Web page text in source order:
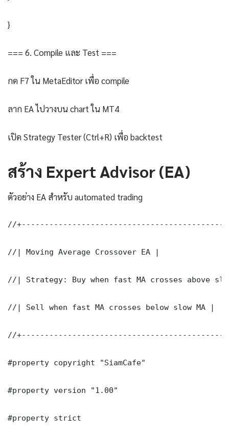
}
=== 6. Compile และ Test ===
กด F7 ใน MetaEditor เพื่อ compile
ลาก EA ไปวางบน chart ใน MT4
เปิด Strategy Tester (Ctrl+R) เพื่อ backtest
สร้าง Expert Advisor (EA)
ตัวอย่าง EA สำหรับ automated trading
//
//| Moving Average Crossover EA |
//| Strategy: Buy when fast MA crosses above
//| Sell when fast MA crosses below slow MA |
//
#property copyright "SiamCafe"
#property version "1.00"
#property strict